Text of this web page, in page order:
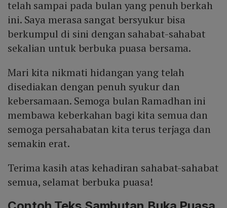
telah sampai pada bulan yang penuh berkah
ini. Saya merasa sangat bersyukur bisa
berkumpul di sini dengan sahabat-sahabat
sekalian untuk berbuka puasa bersama.
Mari kita nikmati hidangan yang telah
disediakan dengan penuh syukur dan
kebersamaan. Semoga bulan Ramadhan ini
membawa keberkahan bagi kita semua dan
semoga persahabatan kita terus terjaga dan
semakin erat.
Terima kasih atas kehadiran sahabat-sahabat
semua, selamat berbuka puasa!